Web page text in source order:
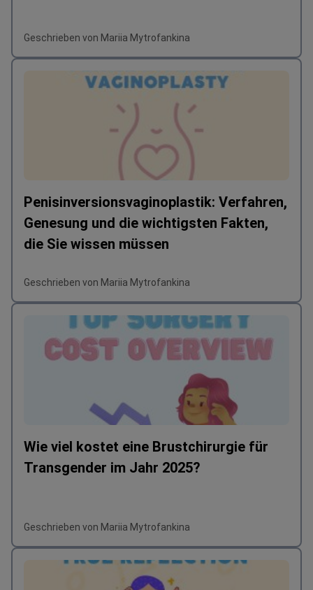
Geschrieben von Mariia Mytrofankina
Penisinversionsvaginoplastik: Verfahren,
Genesung und die wichtigsten Fakten,
die Sie wissen müssen
Geschrieben von Mariia Mytrofankina
Wie viel kostet eine Brustchirurgie für
Transgender im Jahr 2025?
Geschrieben von Mariia Mytrofankina